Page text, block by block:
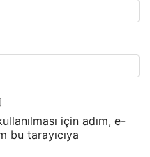
için adım, e-
bu tarayıcıya